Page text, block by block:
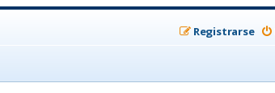
Registrarse